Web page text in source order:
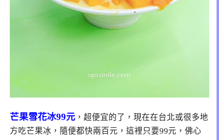
芒果雪花冰99元 ，超便宜的了，現在在台北或很多地
方吃芒果冰，隨便都快兩百元，這裡只要99元，佛心